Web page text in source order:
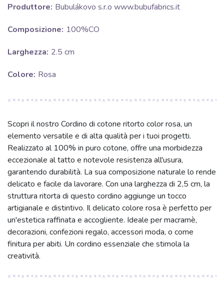
Produttore: Bubulákovo s.r.o www.bubufabrics.it
Composizione: 100%CO
Larghezza: 2.5 cm
Colore: Rosa
Scopri il nostro Cordino di cotone ritorto color rosa, un
elemento versatile e di alta qualità per i tuoi progetti.
Realizzato al 100% in puro cotone, offre una morbidezza
eccezionale al tatto e notevole resistenza all'usura,
garantendo durabilità. La sua composizione naturale lo rende
delicato e facile da lavorare. Con una larghezza di 2,5 cm, la
struttura ritorta di questo cordino aggiunge un tocco
artigianale e distintivo. Il delicato colore rosa è perfetto per
un'estetica raffinata e accogliente. Ideale per macramè,
decorazioni, confezioni regalo, accessori moda, o come
finitura per abiti. Un cordino essenziale che stimola la
creatività.